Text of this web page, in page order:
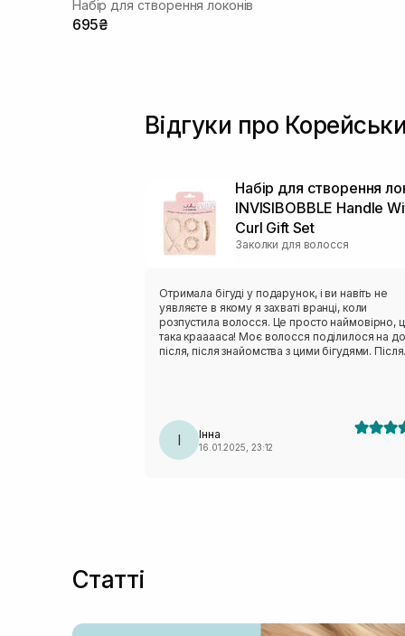
Набір для створення локонів
695₴
Відгуки про
Набір для створення
INVISIBOBBLE Handle
Curl Gift Set
Заколки для волосся
Отримала бігуді у подарунок, і ви навіть не
уявляєте в якому я захваті вранці, коли
розпустила волосся. Це просто наймовірно,
така крааааса! Моє волосся поділилося на до
після, після знайомства з цими бігудями. Після
крутий і якісний продукт!
І Інна
16.01.2025, 23:12
Статті